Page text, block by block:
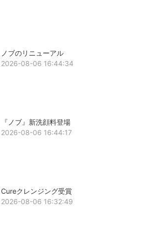
ノブのリニューアル
2026-08-06 16:44:34
『ノブ』新洗顔料登場
2026-08-06 16:44:17
Cureクレンジング受賞
2026-08-06 16:32:49